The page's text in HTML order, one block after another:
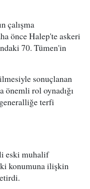
çalışma
önce Halep'te askeri
70. Tümen'in
sonuçlanan
önemli rol oynadığı
terfi
eski muhalif
konumuna ilişkin